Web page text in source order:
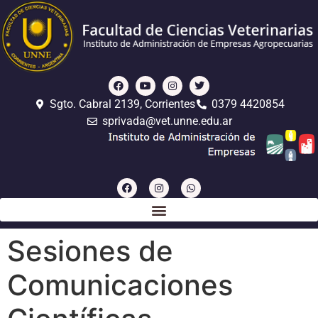
Sgto. Cabral 2139, Corrientes
0379 4420854
sprivada@vet.unne.edu.ar
Sesiones de
Comunicaciones